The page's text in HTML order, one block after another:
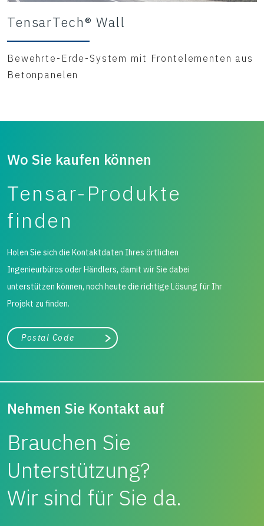
TensarTech® Wall
Bewehrte-Erde-System mit Frontelementen aus
Betonpanelen
Wo Sie kaufen können
Tensar-Produkte
finden
Holen Sie sich die Kontaktdaten Ihres örtlichen
Ingenieurbüros oder Händlers, damit wir Sie dabei
unterstützen können, noch heute die richtige Lösung für Ihr
Projekt zu finden.
Stadt, Bundesland
Suche
Nehmen Sie Kontakt auf
Brauchen Sie
Unterstützung?
Wir sind für Sie da.